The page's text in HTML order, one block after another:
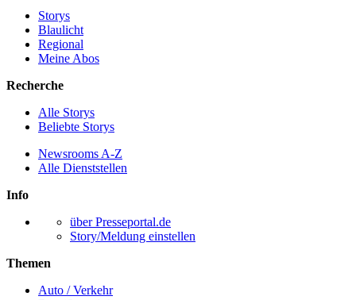
Storys
Blaulicht
Regional
Meine Abos
Recherche
Alle Storys
Beliebte Storys
Newsrooms A-Z
Alle Dienststellen
Info
über Presseportal.de
Story/Meldung einstellen
Themen
Auto / Verkehr